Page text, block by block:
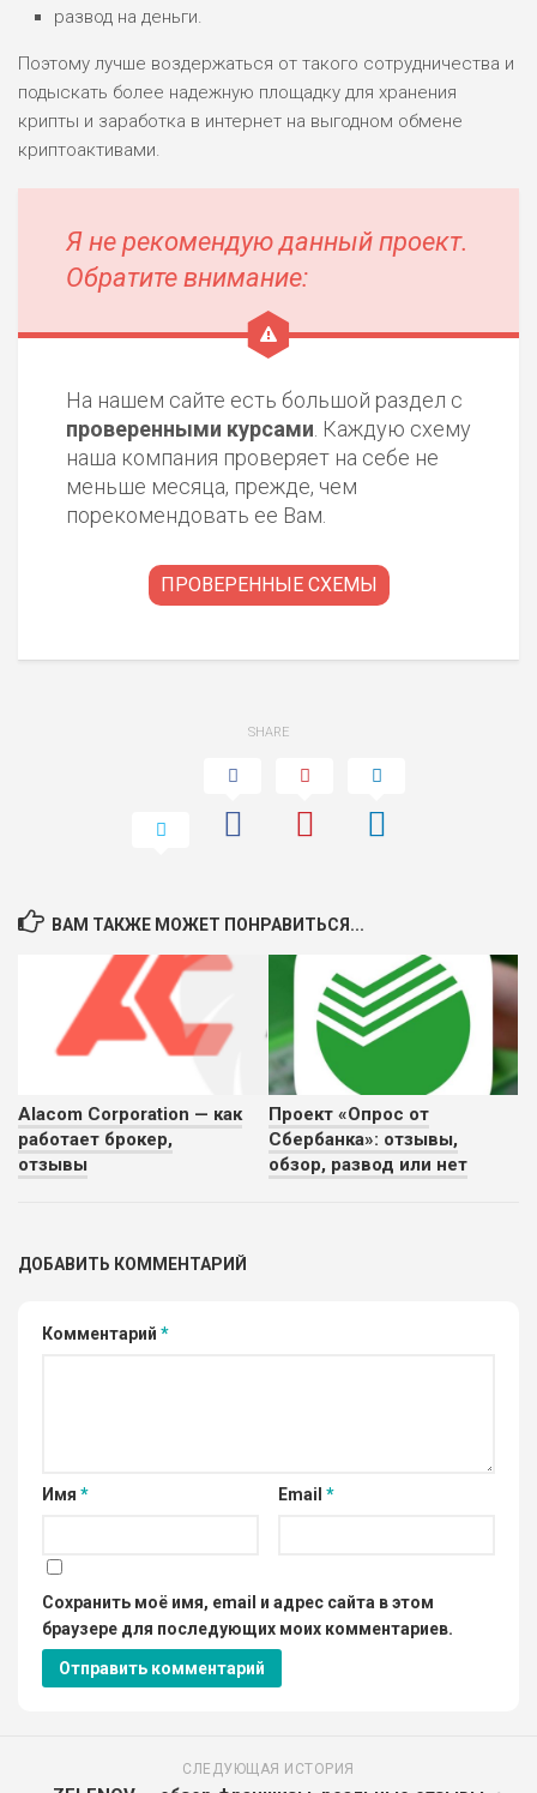
развод на деньги.
Поэтому лучше воздержаться от такого сотрудничества и
подыскать более надежную площадку для хранения
крипты и заработка в интернет на выгодном обмене
криптоактивами.
Я не рекомендую данный проект.
Обратите внимание:
На нашем сайте есть большой раздел с
проверенными курсами . Каждую схему
наша компания проверяет на себе не
меньше месяца, прежде, чем
порекомендовать ее Вам.
ПРОВЕРЕННЫЕ СХЕМЫ
SHARE
ВАМ ТАКЖЕ МОЖЕТ ПОНРАВИТЬСЯ...
Alacom Corporation — как
работает брокер,
отзывы
Проект «Опрос от
Сбербанка»: отзывы,
обзор, развод или нет
ДОБАВИТЬ КОММЕНТАРИЙ
Комментарий *
Имя * Email *
Сохранить моё имя, email и адрес сайта в этом
браузере для последующих моих комментариев.
СЛЕДУЮЩАЯ ИСТОРИЯ